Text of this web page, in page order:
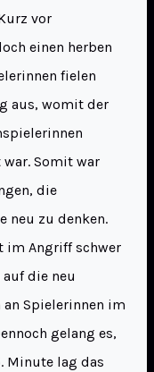
vor
einen herben
fielen
aus, womit der
Somit war
die
neu zu denken.
im Angriff schwer
die neu
Spielerinnen im
gelang es,
Minute lag das